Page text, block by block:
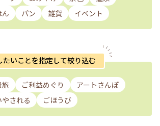
ん パン 雑貨 イベント
たいことを指定して絞り込む
ご利益めぐり
アートさんぽ
やされる ごほうび